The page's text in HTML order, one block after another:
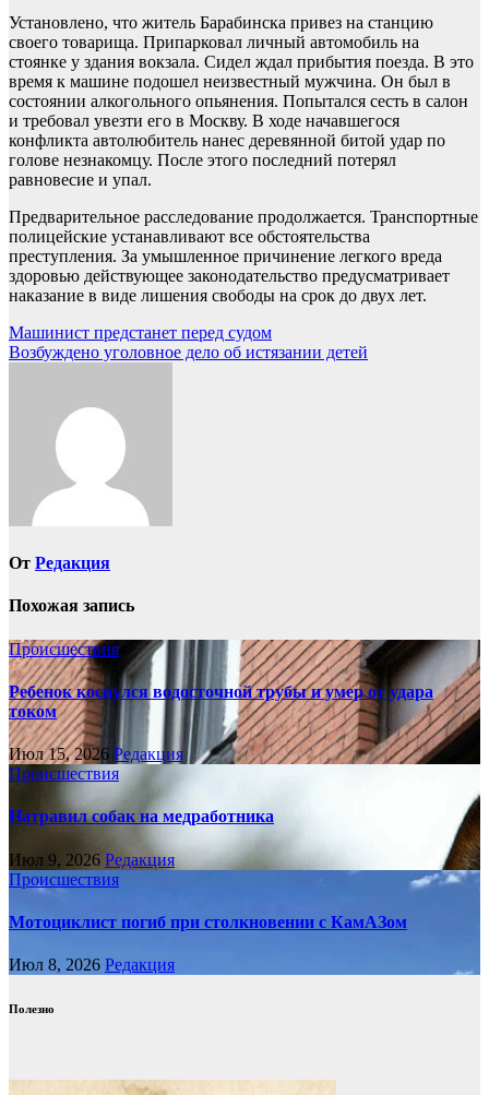
Установлено, что житель Барабинска привез на станцию
своего товарища. Припарковал личный автомобиль на
стоянке у здания вокзала. Сидел ждал прибытия поезда. В это
время к машине подошел неизвестный мужчина. Он был в
состоянии алкогольного опьянения. Попытался сесть в салон
и требовал увезти его в Москву. В ходе начавшегося
конфликта автолюбитель нанес деревянной битой удар по
голове незнакомцу. После этого последний потерял
равновесие и упал.
Предварительное расследование продолжается. Транспортные
полицейские устанавливают все обстоятельства
преступления. За умышленное причинение легкого вреда
здоровью действующее законодательство предусматривает
наказание в виде лишения свободы на срок до двух лет.
Навигация
по
Машинист предстанет перед судом
Возбуждено уголовное дело об истязании детей
От Редакция
Похожая запись
Происшествия
Ребенок коснулся водосточной трубы и умер от удара
током
Июл 15, 2026 Редакция
Происшествия
Натравил собак на медработника
Июл 9, 2026 Редакция
Происшествия
Мотоциклист погиб при столкновении с КамАЗом
Июл 8, 2026 Редакция
Полезно